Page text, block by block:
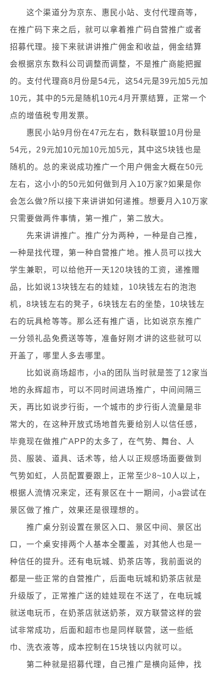
这个渠道分为京东、惠民小站、支付代理商等，
在推广码下来之后，就可以拿着推广码自营推广或者
招募代理。接下来就讲讲推广佣金和收益，佣金结算
会根据京东数科公司调整而调整，不是推广商能把握
的。支付代理商8月份是54元，这54元是39元加5元加
10元，其中的5元是随机10元4月开票结算，正常一个
点的增值税专用发票。
惠民小站9月份在47元左右，数科联盟10月份是
54元，29元加10元加10元加5元，其中这5块钱也是
随机的。总的来说成功推广一个用户佣金大概在50元
左右，这小小的50元如何做到月入10万家?如果是你
会怎么做?所以接下来讲讲如何递推。想要月入10万家
只需要做两件事情，第一推广，第二放大。
先来讲讲推广。推广分为两种，一种是自己推，
一种是找代理，第一种自营推广地。推人员可以找大
学生兼职，可以给他开一天120块钱的工资，递推赠
品，比如说13块钱左右的娃娃，10块钱左右的泡泡
机，8块钱左右的凳子，6块钱左右的坐垫，10块钱左
右的玩具枪等等。那么还有推广语，比如说京东推广
一分领礼品免费送等等，准备好刚才讲的这些就可以
开盖了，哪里人多去哪里。
比如说商场超市，小a的团队当时就是签了12家当
地的永辉超市，可以不同时间进场推广，中间间隔三
天，再比如说步行街，一个城市的步行街人流量是非
常大的，在这种开放式场地首先要给别人以信任感，
毕竟现在做推广APP的太多了，在气势、舞台、人
员、服装、道具、话术等，给人以正规感场面要做到
气势如虹，人员配置要跟上，正常至少8~10人以上，
根据人流情况来定，还有景区在十一期间，小a尝试在
景区做了推广，效果还是很理想的。
推广桌分别设置在景区入口、景区中间、景区出
口，一个桌安排两个人基本全覆盖，对其他人也是一
种信任的提升。还有电玩城、奶茶店等，我前面说的
都是一些正常的自营推广，后面电玩城和奶茶店就是
升级版了，正常推广送的娃娃现在不送了，在电玩城
就送电玩币，在奶茶店就送奶茶，双方联营这样的尝
试非常成功，后面和超市也是同样联营，送一些纸
巾、洗衣液等，成本控制在15块钱以内就可以。
第二种就是招募代理，自己推广是横向延伸，找